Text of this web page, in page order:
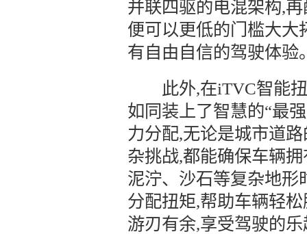
并联四驱的电混架构,
便可以更低的门槛大大
有自由自信的驾驶体验
此外,在iTVC智能扭
如同装上了智慧的“最
力分配,无论是城市道
杂挑战,都能确保车辆
泥泞、沙石等复杂地形
分配扭矩,帮助车辆轻
游刃有余,享受驾驶的